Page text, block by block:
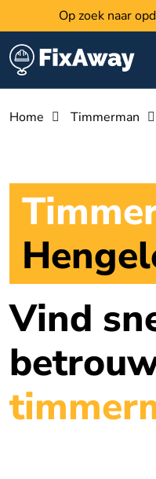
Op zoek naar
Home Timmerman
Vind